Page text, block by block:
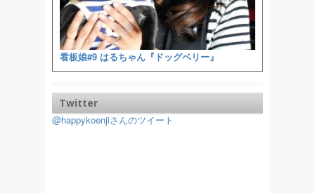
看板娘#9 はるちゃん『ドッグベリー』
Twitter
@happykoenjiさんのツイート